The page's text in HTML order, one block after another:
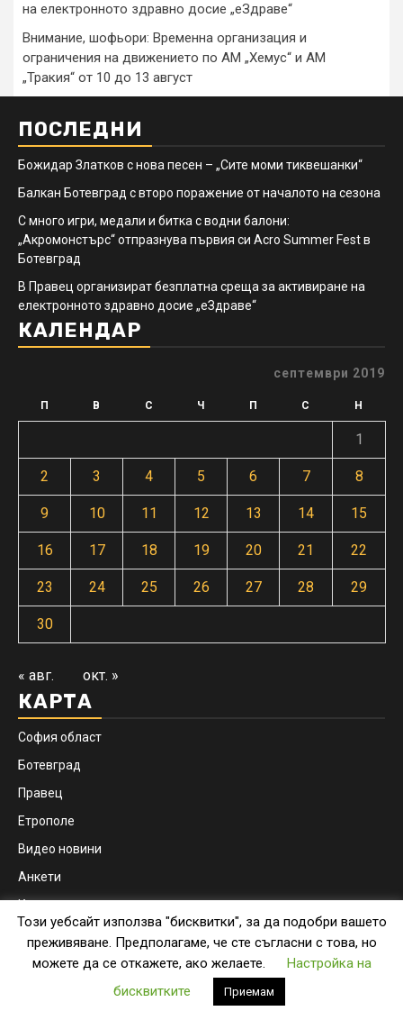
на електронното здравно досие „еЗдраве“
Внимание, шофьори: Временна организация и
ограничения на движението по АМ „Хемус“ и АМ
„Тракия“ от 10 до 13 август
ПОСЛЕДНИ
Божидар Златков с нова песен – „Сите моми тиквешанки“
Балкан Ботевград с второ поражение от началото на сезона
С много игри, медали и битка с водни балони:
„Акромонстърс“ отпразнува първия си Acro Summer Fest в
Ботевград
В Правец организират безплатна среща за активиране на
електронното здравно досие „еЗдраве“
КАЛЕНДАР
септември 2019
П В С Ч П С Н
1
2 3 4 5 6 7 8
9 10 11 12 13 14 15
16 17 18 19 20 21 22
23 24 25 26 27 28 29
30
« авг. окт. »
КАРТА
София област
Ботевград
Правец
Етрополе
Видео новини
Анкети
Контакти
Copyright © botevgrad.news | New Media Info Ltd
Newsphere by AF themes.
Този уебсайт използва "бисквитки", за да подобри вашето
преживяване. Предполагаме, че сте съгласни с това, но
можете да се откажете, ако желаете.
Настройка на
бисквитките
Приемам